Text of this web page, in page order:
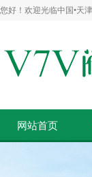
您好！欢迎光临中国•天
网站首页